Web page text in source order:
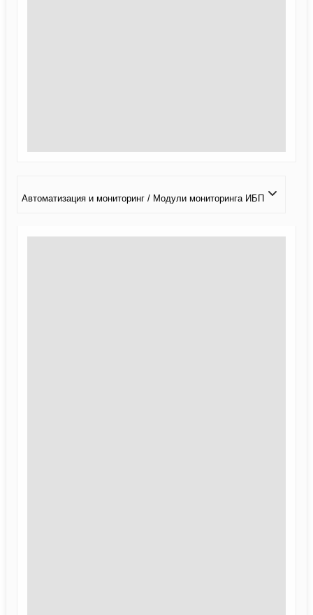
Автоматизация и мониторинг / Модули мониторинга ИБП